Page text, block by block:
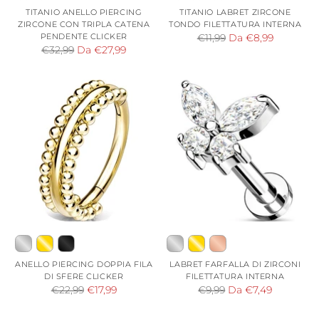
TITANIO ANELLO PIERCING
ZIRCONE CON TRIPLA CATENA
PENDENTE CLICKER
Prezzo
€32,99 Da €27,99
TITANIO LABRET ZIRCONE
TONDO FILETTATURA INTERNA
Prezzo
€11,99 Da €8,99
ANELLO PIERCING DOPPIA FILA
DI SFERE CLICKER
Prezzo
€22,99 €17,99
LABRET FARFALLA DI ZIRCONI
FILETTATURA INTERNA
Prezzo
€9,99 Da €7,49